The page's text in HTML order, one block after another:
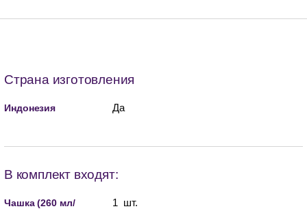
Страна изготовления
Индонезия Да
В комплект входят:
Чашка (260 мл/ 1 шт.